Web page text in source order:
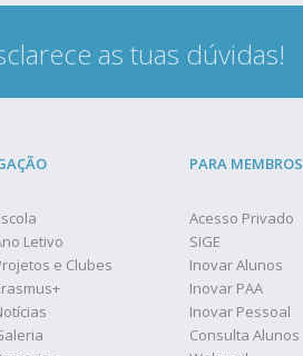
as tuas dúvidas!
Letivo
e Clubes
PARA MEMBROS
Acesso Privado
SIGE
Inovar Alunos
Inovar PAA
Inovar Pessoal
Consulta Alunos